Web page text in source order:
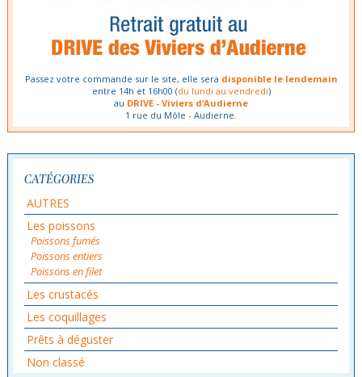
Passez votre commande sur le site, elle sera disponible le lendemain
entre 14h et 16h00 (du lundi au vendredi)
au DRIVE - Viviers d’Audierne
1 rue du Môle - Audierne.
CATÉGORIES
AUTRES
Les poissons
Poissons fumés
Poissons entiers
Poissons en filet
Les crustacés
Les coquillages
Prêts à déguster
Non classé